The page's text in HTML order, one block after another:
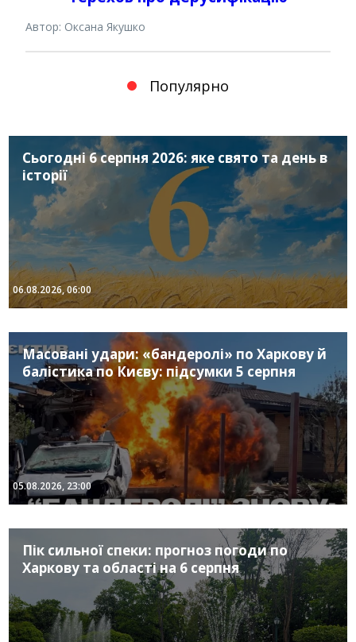
Автор: Оксана Якушко
Популярно
Сьогодні 6 серпня 2026: яке свято та день в
історії
06.08.2026, 06:00
Масовані удари: «бандеролі» по Харкову й
балістика по Києву: підсумки 5 серпня
05.08.2026, 23:00
Пік сильної спеки: прогноз погоди по
Харкову та області на 6 серпня